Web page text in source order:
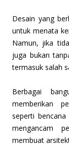
Desain yang
untuk menata
Namun, jika
juga bukan
termasuk salah
Berbagai
memberikan
seperti
mengancam
membuat